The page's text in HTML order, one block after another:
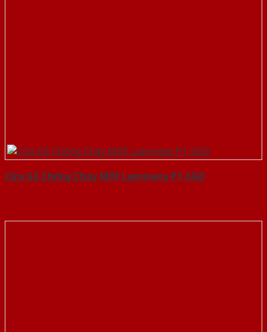
Cửa Gỗ Chống Cháy MDF Laminate P1-SGD